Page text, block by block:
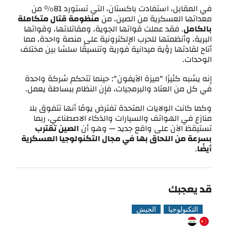
في المقابل، استفادت باكستان، التي تستورد 81% من
معداتها العسكرية من الصين، من منظومة قتال متكاملة
بالكامل. فقد عملت قواتها الجوية، ومقاتلاتها، وقواتها
البرية، وأنظمتها للحرب الإلكترونية على منصة واحدة، مما
أتاح لقادتها رؤية ميدانية فورية وتنسيقًا سلسًا بين مختلف
الوحدات.
إنه يشبه كثيرًا "ميزة الآيفون": حينما تتحكم شركة واحدة
في كل من العتاد والبرمجيات، فإن النظام ببساطة يعمل.
وكما كانت الولايات المتحدة تفترض يومًا أنها تتفوق بلا
منازع في الهواتف والسيارات والذكاء الاصطناعي، ربما
تستيقظ الآن على واقع جديد — وهو أن الصين تقترب
بسرعة من اللحاق بها في مجال التكنولوجيا العسكرية
أيضًا.
قد يعجبك
التكنولوجيا الجيش